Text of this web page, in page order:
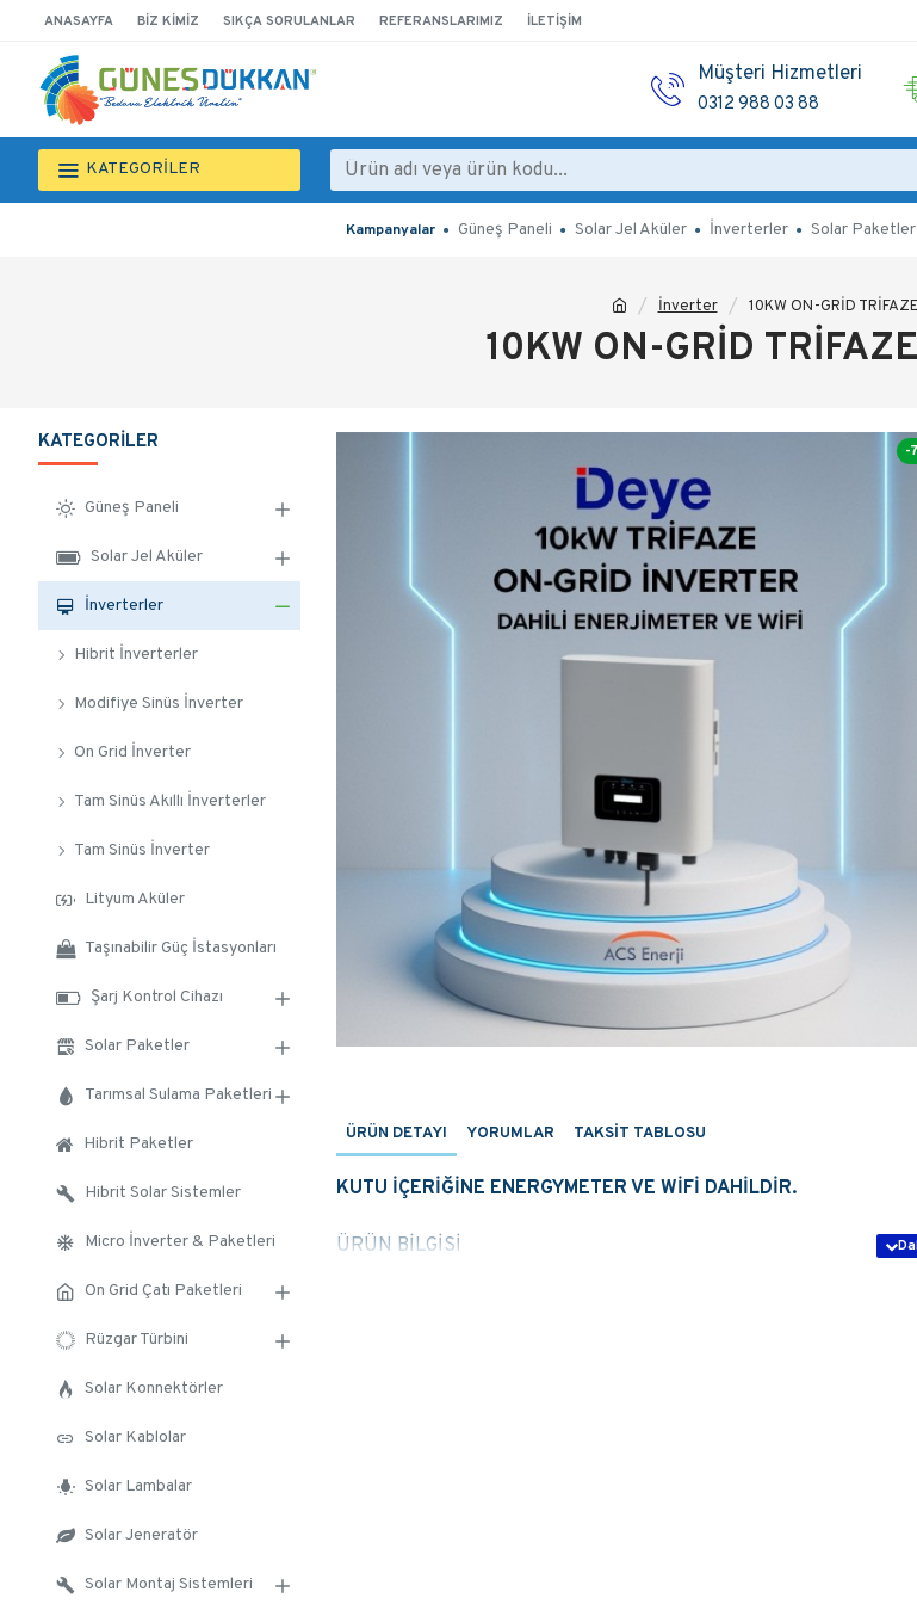
ANASAYFA BIZ KIMIZ SIKÇA SORULANLAR REFERANSLARIMIZ İLETIŞIM
Müşteri Hizmetleri
0312 988 03 88
KATEGORİLER
Kampanyalar Güneş Paneli Solar Jel Aküler İnverterler Solar Paketler
İnverter 10KW ON-GRİD
10KW ON-GRİD
KATEGORILER
Güneş Paneli
Solar Jel Aküler
İnverterler
Hibrit İnverterler
Modifiye Sinüs İnverter
On Grid İnverter
Tam Sinüs Akıllı İnverterler
Tam Sinüs İnverter
Lityum Aküler
Taşınabilir Güç İstasyonları
Şarj Kontrol Cihazı
Solar Paketler
Tarımsal Sulama Paketleri
Hibrit Paketler
Hibrit Solar Sistemler
Micro İnverter & Paketleri
On Grid Çatı Paketleri
Rüzgar Türbini
Solar Konnektörler
Solar Kablolar
Solar Lambalar
Solar Jeneratör
Solar Montaj Sistemleri
-
ÜRÜN DETAYI YORUMLAR TAKSIT TABLOSU
KUTU İÇERİĞİNE ENERGYMETER VE WİFİ DAHİLDİR.
ÜRÜN BİLGİSİ